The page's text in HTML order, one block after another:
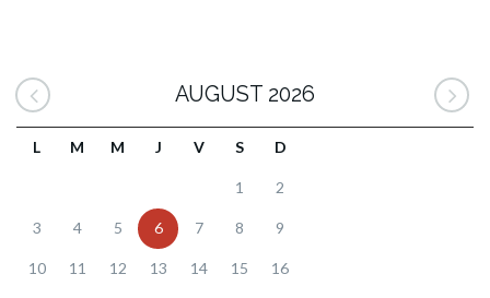
AUGUST 2026
L M M J V S D
1 2
3 4 5 6 7 8 9
10 11 12 13 14 15 16